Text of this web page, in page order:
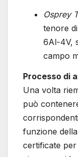
Osprey
tenore
6Al-4V,
campo
Processo di
Una volta
può
funzione
certificate